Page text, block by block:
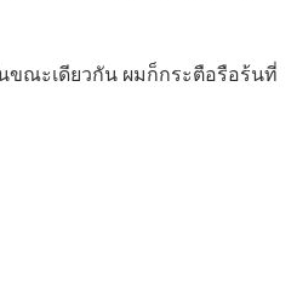
ณะเดียวกัน ผมก็กระตือรือร้นที่